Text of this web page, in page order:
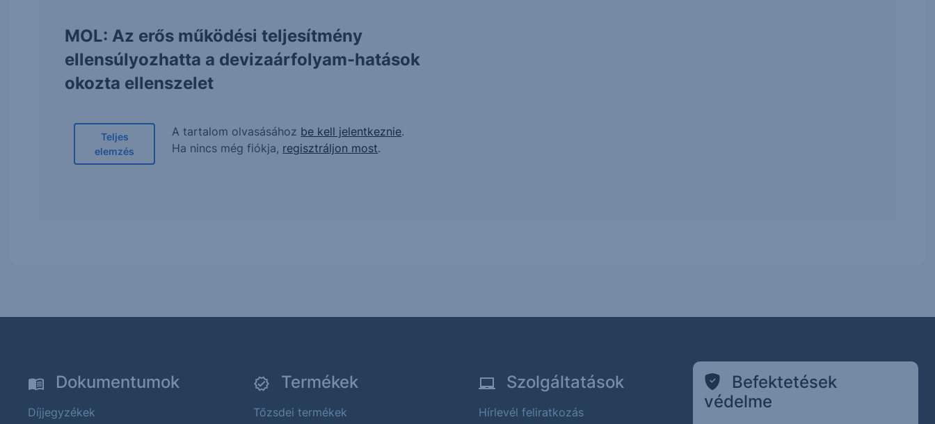
MOL: Az erős működési teljesítmény
ellensúlyozhatta a devizaárfolyam-hatások
okozta ellenszelet
Teljes
elemzés
A tartalom olvasásához be kell jelentkeznie.
Ha nincs még fiókja, regisztráljon most.
Dokumentumok
Díjjegyzékek
Termékek
Tőzsdei termékek
Szolgáltatások
Hírlevél feliratkozás
Befektetések
védelme